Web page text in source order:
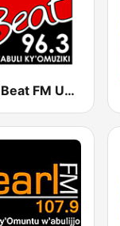
96.3 Beat FM Uganda